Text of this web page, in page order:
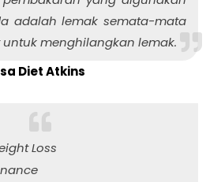
adalah lemak semata-mata
menghilangkan lemak.
Diet Atkins
Loss